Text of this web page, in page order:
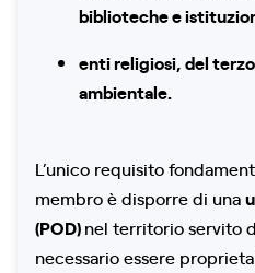
biblioteche e
enti religiosi, del
ambientale.
L’unico requisito
membro è disporre di una
(POD)nel territorio servito
necessario essere